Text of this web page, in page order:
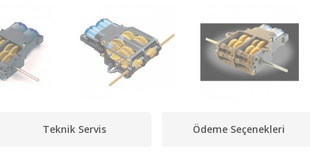
Teknik Servis Ödeme Seçenekleri